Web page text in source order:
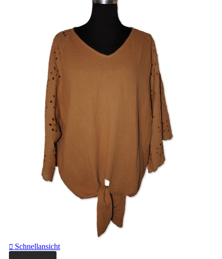
Schnellansicht